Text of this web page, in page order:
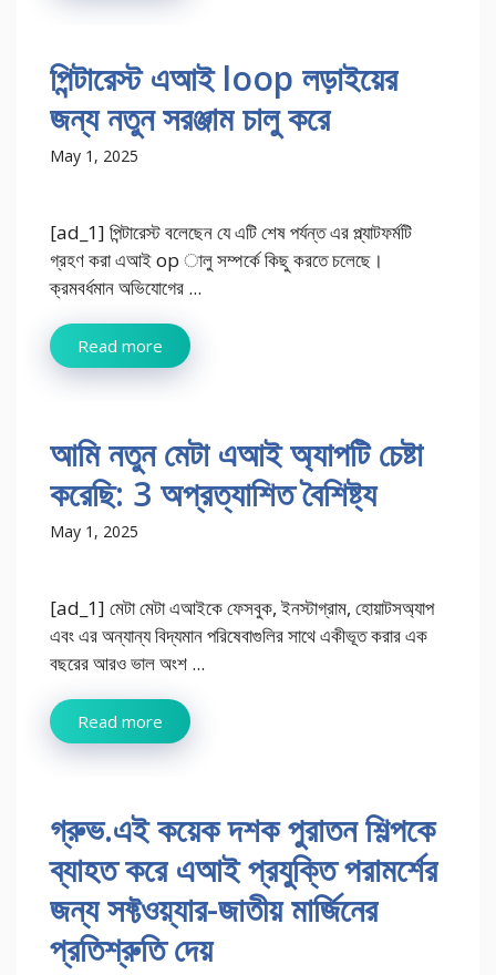
পিন্টারেস্ট এআই loop লড়াইয়ের
জন্য নতুন সরঞ্জাম চালু করে
May 1, 2025
[ad_1] পিন্টারেস্ট বলেছেন যে এটি শেষ পর্যন্ত এর প্ল্যাটফর্মটি
গ্রহণ করা এআই op ালু সম্পর্কে কিছু করতে চলেছে।
ক্রমবর্ধমান অভিযোগের ...
Read more
আমি নতুন মেটা এআই অ্যাপটি চেষ্টা
করেছি: 3 অপ্রত্যাশিত বৈশিষ্ট্য
May 1, 2025
[ad_1] মেটা মেটা এআইকে ফেসবুক, ইনস্টাগ্রাম, হোয়াটসঅ্যাপ
এবং এর অন্যান্য বিদ্যমান পরিষেবাগুলির সাথে একীভূত করার এক
বছরের আরও ভাল অংশ ...
Read more
গ্রুভ.এই কয়েক দশক পুরাতন শিল্পকে
ব্যাহত করে এআই প্রযুক্তি পরামর্শের
জন্য সফ্টওয়্যার-জাতীয় মার্জিনের
প্রতিশ্রুতি দেয়